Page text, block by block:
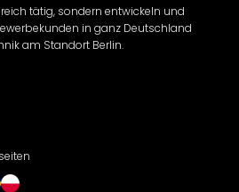
Zeichen
tätig, sondern entwickeln und
in ganz Deutschland
am Standort Berlin.